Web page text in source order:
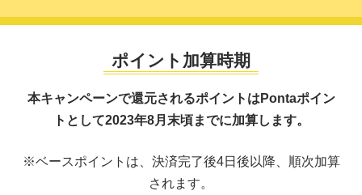
ポイント加算時期
本キャンペーンで還元されるポイントは Pontaポイン
トとして2023年8月末頃までに加算します。
※ベースポイントは、決済完了後4日後以降、順次加算
されます。